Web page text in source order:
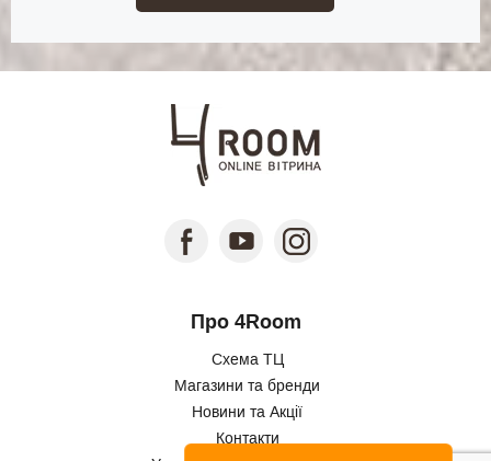
Про 4Room
Схема ТЦ
Магазини та бренди
Новини та Акції
Контакти